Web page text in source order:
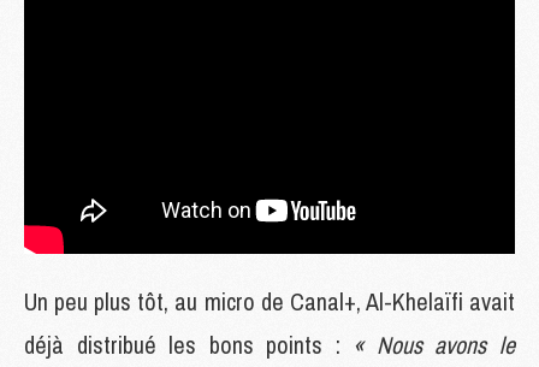
Un peu plus tôt, au micro de Canal+, Al-Khelaïfi avait
déjà distribué les bons points : « Nous avons le